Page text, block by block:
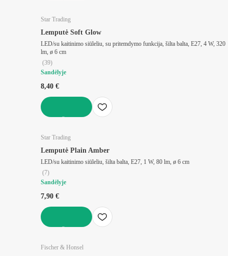
Star Trading
Lemputė Soft Glow
LED/su kaitinimo siūleliu, su pritemdymo funkcija, šilta balta, E27, 4 W, 320
lm, ø 6 cm
(39)
Sandėlyje
8,40 €
Star Trading
Lemputė Plain Amber
LED/su kaitinimo siūleliu, šilta balta, E27, 1 W, 80 lm, ø 6 cm
(7)
Sandėlyje
7,90 €
Fischer & Honsel